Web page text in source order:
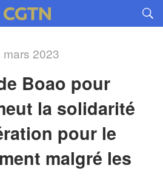
2023
Boao pour
la solidarité
pour le
malgré les